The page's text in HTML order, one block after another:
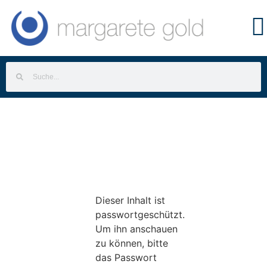
Dieser Inhalt ist
passwortgeschützt.
Um ihn anschauen
zu können, bitte
das Passwort